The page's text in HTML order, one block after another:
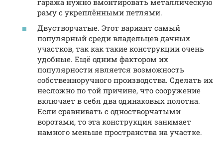
раму с укреплёнными петлями.
Двустворчатые. Этот вариант самый
популярный среди владельцев дачных
участков, так как такие конструкции очень
удобные. Ещё одним фактором их
популярности является возможность
собственноручного производства. Сделать их
несложно по той причине, что сооружение
включает в себя два одинаковых полотна.
Если сравнивать с одностворчатыми
воротами, то эта конструкция занимает
намного меньше пространства на участке.